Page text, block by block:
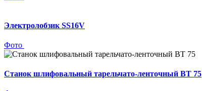
Электролобзик SS16V
Фото
Станок шлифовальный тарельчато-ленточный BT 75